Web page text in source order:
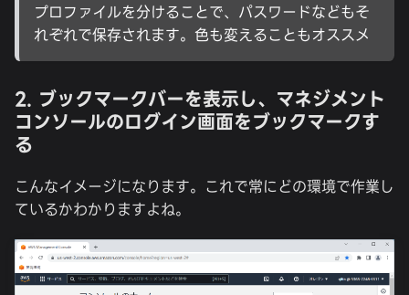
プロファイルを分けることで、パスワードなどもそ
れぞれで保存されます。色も変えることもオススメ
2. ブックマークバーを表示し、マネジメント
コンソールのログイン画面をブックマークす
る
こんなイメージになります。これで常にどの環境で作業し
ているかわかりますよね。